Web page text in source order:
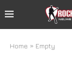
Home » Empty